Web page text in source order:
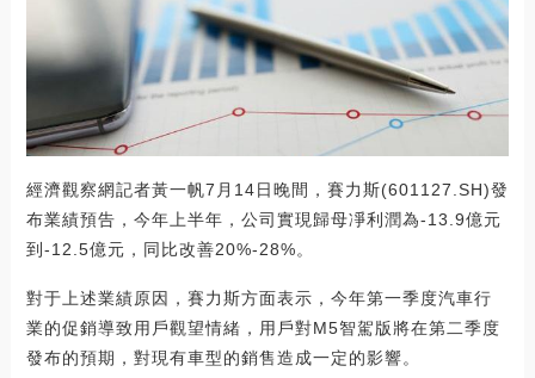
經濟觀察網記者黃一帆7月14日晚間，賽力斯(601127.SH)發
布業績預告，今年上半年，公司實現歸母凈利潤為-13.9億元
到-12.5億元，同比改善20%-28%。
對于上述業績原因，賽力斯方面表示，今年第一季度汽車行
業的促銷導致用戶觀望情緒，用戶對M5智駕版將在第二季度
發布的預期，對現有車型的銷售造成一定的影響。